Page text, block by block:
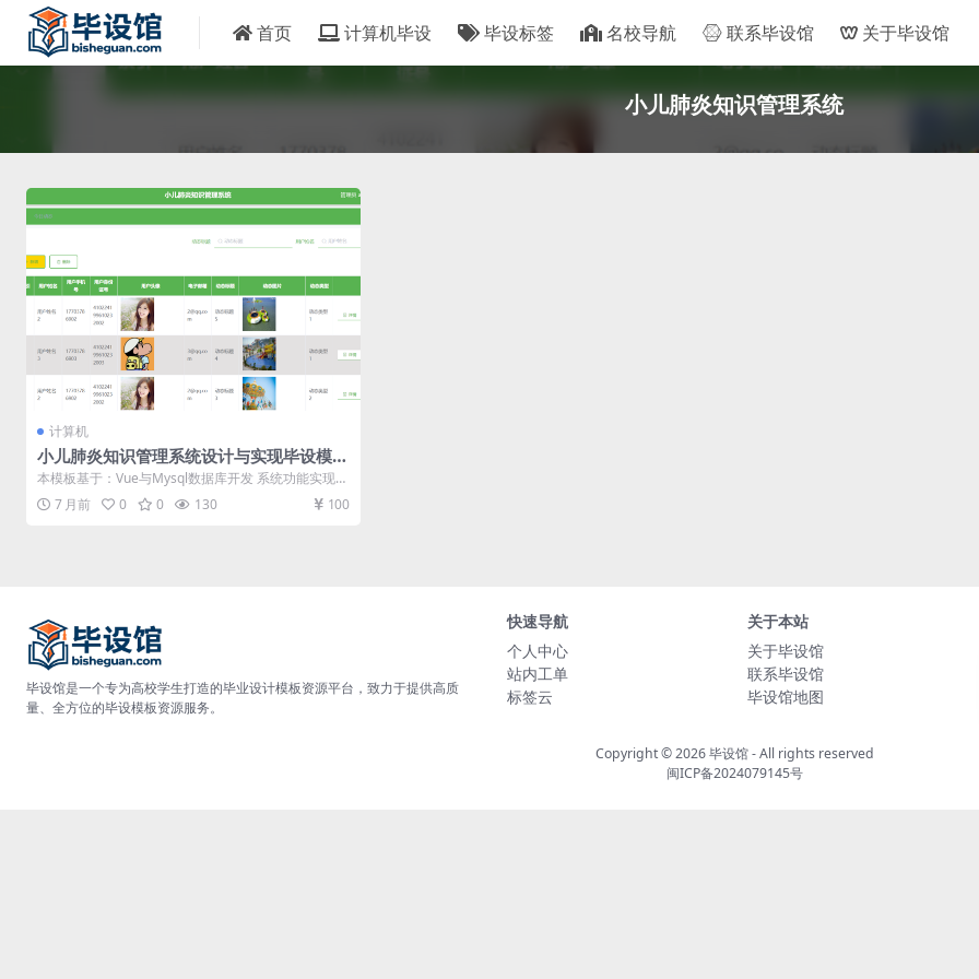
首页 计算机毕设 毕设标签 名校导航 联系毕设馆 关于毕设馆
小儿肺炎知识管理系统
计算机
小儿肺炎知识管理系统设计与实现毕设模板
毕业设计模板及毕业论文
本模板基于：Vue与Mysql数据库开发 系统功能实现
个人中心 通过设计的个人...
7 月前 0 0 130 100
毕设馆是一个专为高校学生打造的毕业设计模板资源平台，致力于提供高质
量、全方位的毕设模板资源服务。
快速导航
个人中心
站内工单
标签云
关于本站
关于毕设馆
联系毕设馆
毕设馆地图
Copyright © 2026毕设馆- All rights reserved
闽ICP备2024079145号